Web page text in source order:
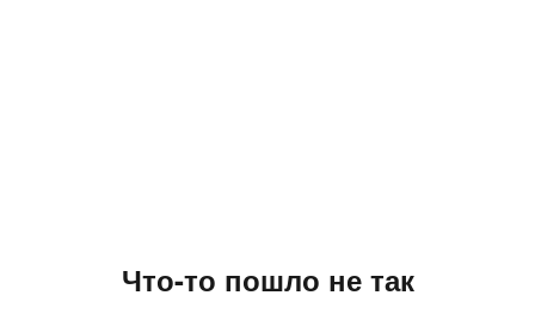
Что-то пошло не так